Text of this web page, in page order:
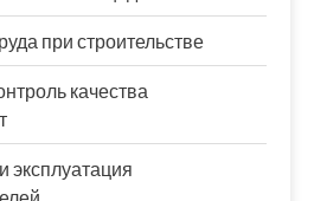
при строительстве
качества
эксплуатация